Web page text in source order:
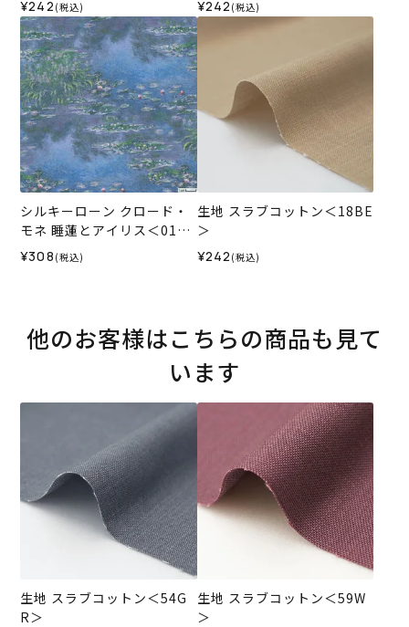
¥242 (税込) ¥242 (税込)
シルキーローン クロード・
モネ 睡蓮とアイリス＜01B
＞生地 ホビーラホビーレデ
ザインコレクション
¥308 (税込)
生地 スラブコットン＜18BE
＞
¥242 (税込)
他のお客様はこちらの商品も見て
います
生地 スラブコットン＜54G
R＞
生地 スラブコットン＜59W
＞